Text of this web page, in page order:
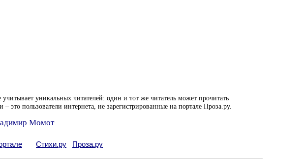
уникальных читателей: один и тот же читатель может прочитать
это пользователи интернета, не зарегистрированные на портале Проза.ру.
Момот
Стихи.ру Проза.ру